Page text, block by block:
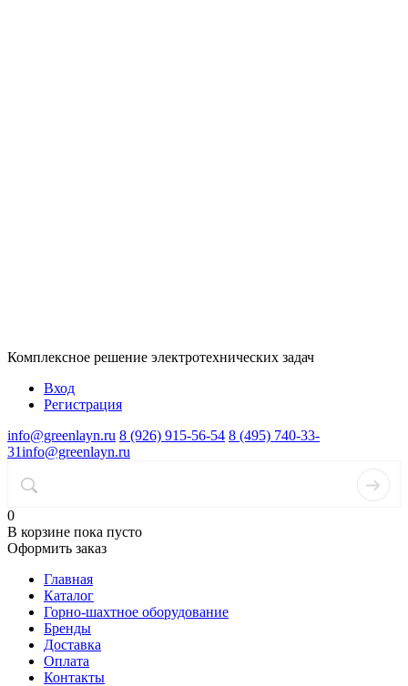
Комплексное решение электротехнических задач
Вход
Регистрация
info@greenlayn.ru 8 (926) 915-56-54 8 (495) 740-33-
31info@greenlayn.ru
0
В корзине пока пусто
Оформить заказ
Главная
Каталог
Горно-шахтное оборудование
Бренды
Доставка
Оплата
Контакты